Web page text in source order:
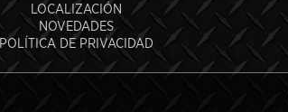
LOCALIZACIÓN
NOVEDADES
POLÍTICA DE PRIVACIDAD